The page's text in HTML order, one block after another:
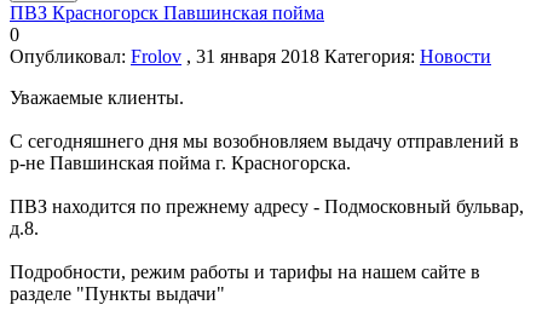
ПВЗ Красногорск Павшинская пойма
0
Опубликовал: Frolov , 31 января 2018 Категория: Новости
Уважаемые клиенты.
С сегодняшнего дня мы возобновляем выдачу отправлений в
р-не Павшинская пойма г. Красногорска.
ПВЗ находится по прежнему адресу - Подмосковный бульвар,
д.8.
Подробности, режим работы и тарифы на нашем сайте в
разделе "Пункты выдачи"